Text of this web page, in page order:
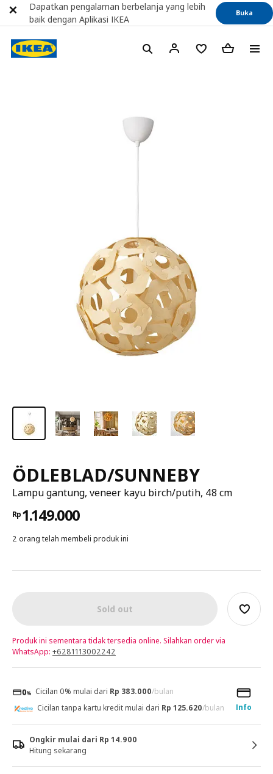
ÖDLEBLAD/SUNNEBY
Lampu gantung, veneer kayu birch/putih, 48 cm
Rp 1.149.000
2 orang telah membeli produk ini
Sold out
Produk ini sementara tidak tersedia online. Silahkan order via
WhatsApp: +6281113002242
Cicilan 0% mulai dari Rp 383.000/bulan
Info
Cicilan tanpa kartu kredit mulai dari Rp 125.620/bulan
Ongkir mulai dari Rp 14.900
Hitung sekarang
Dapatkan pengalaman berbelanja yang lebih
baik dengan Aplikasi IKEA
Buka